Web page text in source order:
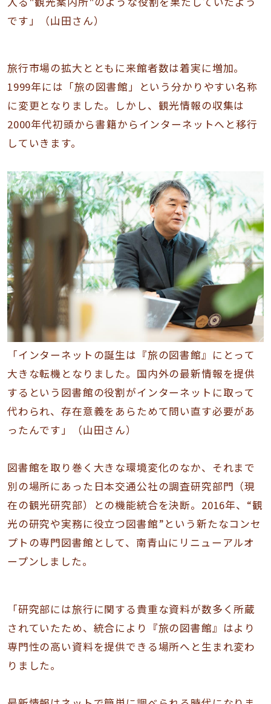
です」（山田さん）
旅行市場の拡大とともに来館者数は着実に増加。
1999年には「旅の図書館」という分かりやすい名称
に変更となりました。しかし、観光情報の収集は
2000年代初頭から書籍からインターネットへと移行
していきます。
「インターネットの誕生は『旅の図書館』にとって
大きな転機となりました。国内外の最新情報を提供
するという図書館の役割がインターネットに取って
代わられ、存在意義をあらためて問い直す必要があ
ったんです」（山田さん）
図書館を取り巻く大きな環境変化のなか、それまで
別の場所にあった日本交通公社の調査研究部門（現
在の観光研究部）との機能統合を決断。2016年、“観
光の研究や実務に役立つ図書館”という新たなコンセ
プトの専門図書館として、南青山にリニューアルオ
ープンしました。
「研究部には旅行に関する貴重な資料が数多く所蔵
されていたため、統合により『旅の図書館』はより
専門性の高い資料を提供できる場所へと生まれ変わ
りました。